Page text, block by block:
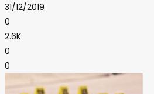
31/12/2019
0
2.6K
0
0